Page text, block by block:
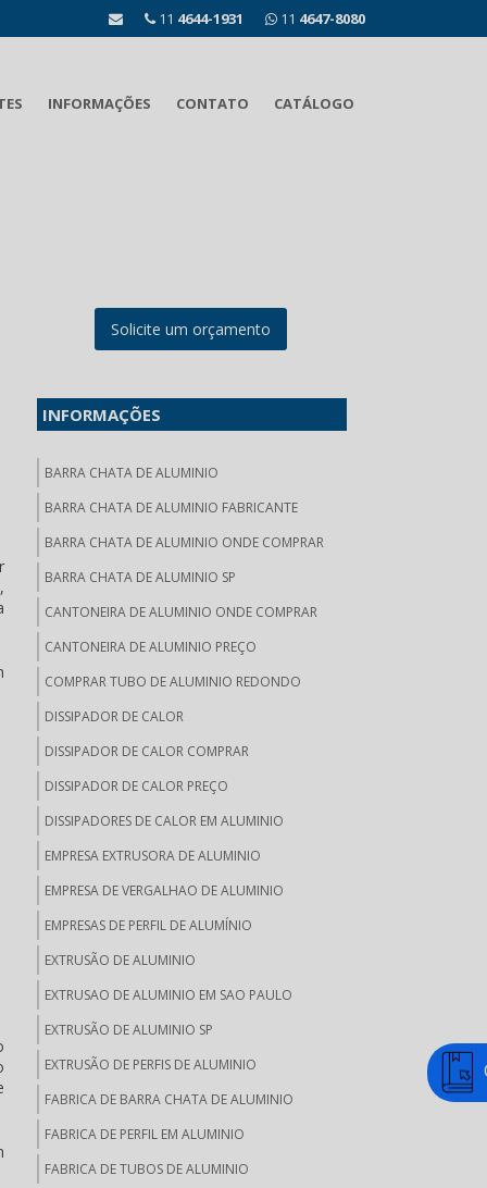
11 4647-8080
11 4644-1931
INFORMAÇÕES CONTATO CATÁLOGO
Solicite um orçamento
INFORMAÇÕES
BARRA CHATA DE ALUMINIO
BARRA CHATA DE ALUMINIO FABRICANTE
BARRA CHATA DE ALUMINIO ONDE COMPRAR
BARRA CHATA DE ALUMINIO SP
CANTONEIRA DE ALUMINIO ONDE COMPRAR
CANTONEIRA DE ALUMINIO PREÇO
COMPRAR TUBO DE ALUMINIO REDONDO
DISSIPADOR DE CALOR
DISSIPADOR DE CALOR COMPRAR
DISSIPADOR DE CALOR PREÇO
DISSIPADORES DE CALOR EM ALUMINIO
EMPRESA EXTRUSORA DE ALUMINIO
EMPRESA DE VERGALHAO DE ALUMINIO
EMPRESAS DE PERFIL DE ALUMÍNIO
EXTRUSÃO DE ALUMINIO
EXTRUSAO DE ALUMINIO EM SAO PAULO
EXTRUSÃO DE ALUMINIO SP
EXTRUSÃO DE PERFIS DE ALUMINIO
FABRICA DE BARRA CHATA DE ALUMINIO
FABRICA DE PERFIL EM ALUMINIO
FABRICA DE TUBOS DE ALUMINIO